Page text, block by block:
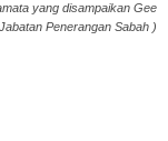
yang disampaikan Gee
Penerangan Sabah )